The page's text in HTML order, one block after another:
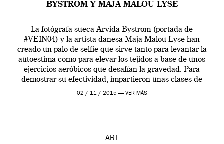
BYSTRÖM Y MAJA MALOU LYSE
La fotógrafa sueca Arvida Byström (portada de
#VEIN04) y la artista danesa Maja Malou Lyse han
creado un palo de selfie que sirve tanto para levantar la
autoestima como para elevar los tejidos a base de unos
ejercicios aeróbicos que desafían la gravedad. Para
demostrar su efectividad, impartieron unas clases de
prueba en el Tate […]
02 / 11 / 2015 — VER MÁS
ART